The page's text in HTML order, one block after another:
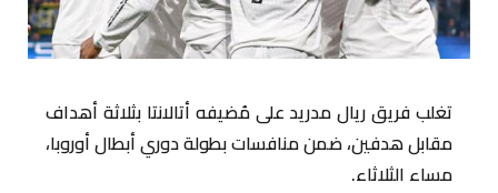
تغلب فريق ريال مدريد على مُضيفه أتالانتا بثلاثة أهداف
مقابل هدفين، ضمن منافسات بطولة دوري أبطال أوروبا،
مساء الثلاثاء.